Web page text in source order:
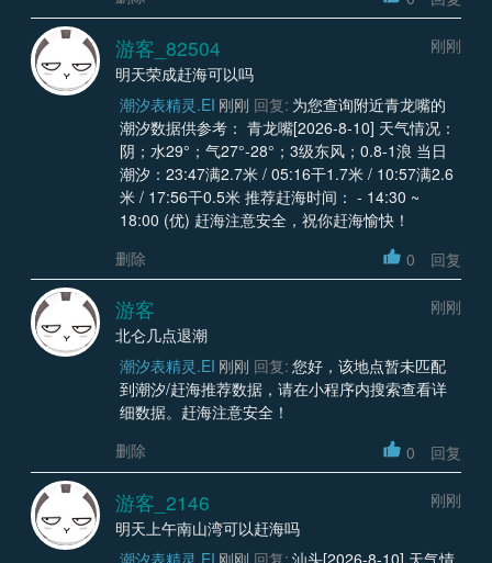
游客_82504
刚刚
明天荣成赶海可以吗
潮汐表精灵.EI 刚刚 回复: 为您查询附近青龙嘴的
潮汐数据供参考： 青龙嘴[2026-8-10] 天气情况：
阴；水29°；气27°-28°；3级东风；0.8-1浪 当日
潮汐：23:47满2.7米 / 05:16干1.7米 / 10:57满2.6
米 / 17:56干0.5米 推荐赶海时间： - 14:30 ~
18:00 (优) 赶海注意安全，祝你赶海愉快！
删除
0 回复
游客
刚刚
北仑几点退潮
潮汐表精灵.EI 刚刚 回复: 您好，该地点暂未匹配
到潮汐/赶海推荐数据，请在小程序内搜索查看详
细数据。赶海注意安全！
删除
0 回复
游客_2146
刚刚
明天上午南山湾可以赶海吗
潮汐表精灵.EI 刚刚 回复: 汕头[2026-8-10] 天气情